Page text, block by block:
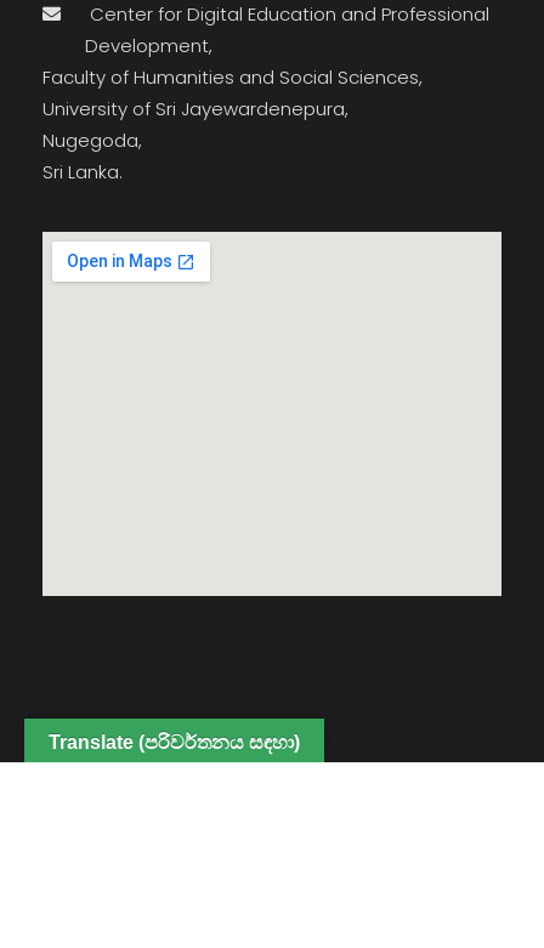
Center for Digital Education and Professional
Development,
Faculty of Humanities and Social Sciences,
University of Sri Jayewardenepura,
Nugegoda,
Sri Lanka.
Translate (පරිවර්තනය සඳහා)